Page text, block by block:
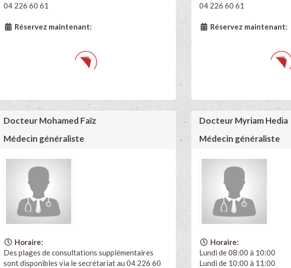
04 226 60 61
Réservez maintenant:
04 226 60 61
Réservez maintenant:
Docteur Mohamed Faïz
Médecin généraliste
Horaire:
Des plages de consultations supplémentaires
sont disponibles via le secrétariat au 04 226 60
Docteur Myriam Hedia
Médecin généraliste
Horaire:
Lundi de 08:00 à 10:00
Lundi de 10:00 à 11:00